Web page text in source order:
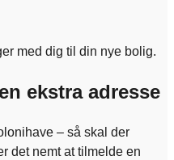
med dig til din nye bolig.
ekstra adresse
– så skal der
det nemt at tilmelde en